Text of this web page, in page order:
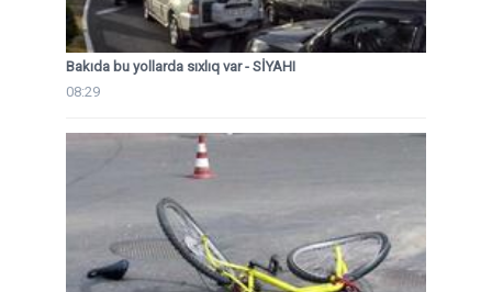
Bakıda bu yollarda sıxlıq var - SİYAHI
08:29